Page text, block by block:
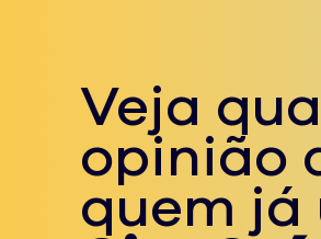
Veja
opinião
quem já